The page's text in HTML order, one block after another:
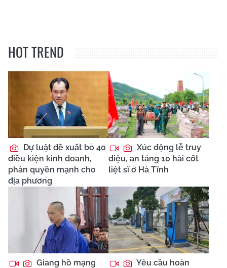
HOT TREND
Dự luật đề xuất bỏ 40
điều kiện kinh doanh,
phân quyền mạnh cho
địa phương
Xúc động lễ truy
điệu, an táng 10 hài cốt
liệt sĩ ở Hà Tĩnh
Giang hồ mạng
Yêu cầu hoàn